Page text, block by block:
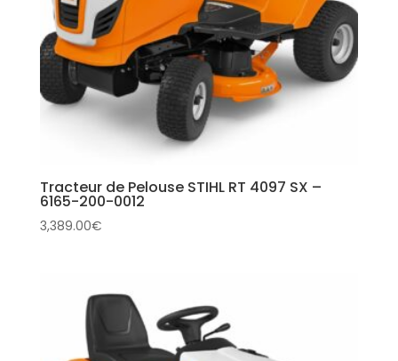
Tracteur de Pelouse STIHL RT 4097 SX –
6165-200-0012
3,389.00€